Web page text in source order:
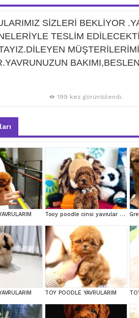
SİZLERİ BEKLİYOR
TESLİM
199 kez görüntülendi.
Tooy poodle cinsi yavrular DİŞİ erkek mevcuttur
TOY POODLE YAVRULARIM